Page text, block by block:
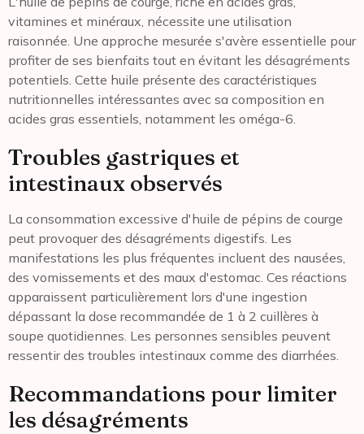
vitamines et minéraux, nécessite une utilisation
raisonnée. Une approche mesurée s'avère essentielle pour
profiter de ses bienfaits tout en évitant les désagréments
potentiels. Cette huile présente des caractéristiques
nutritionnelles intéressantes avec sa composition en
acides gras essentiels, notamment les oméga-6.
Troubles gastriques et
intestinaux observés
La consommation excessive d'huile de pépins de courge
peut provoquer des désagréments digestifs. Les
manifestations les plus fréquentes incluent des nausées,
des vomissements et des maux d'estomac. Ces réactions
apparaissent particulièrement lors d'une ingestion
dépassant la dose recommandée de 1 à 2 cuillères à
soupe quotidiennes. Les personnes sensibles peuvent
ressentir des troubles intestinaux comme des diarrhées.
Recommandations pour limiter
les désagréments